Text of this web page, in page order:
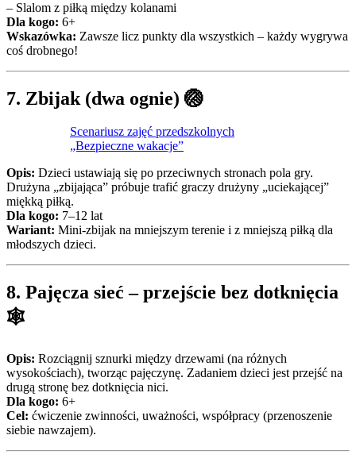
– Slalom z piłką między kolanami
Dla kogo: 6+
Wskazówka: Zawsze licz punkty dla wszystkich – każdy wygrywa
coś drobnego!
7. Zbijak (dwa ognie) 🏐
Scenariusz zajęć przedszkolnych
„Bezpieczne wakacje”
Opis: Dzieci ustawiają się po przeciwnych stronach pola gry.
Drużyna „zbijająca” próbuje trafić graczy drużyny „uciekającej”
miękką piłką.
Dla kogo: 7–12 lat
Wariant: Mini-zbijak na mniejszym terenie i z mniejszą piłką dla
młodszych dzieci.
8. Pajęcza sieć – przejście bez dotknięcia
🕸️
Opis: Rozciągnij sznurki między drzewami (na różnych
wysokościach), tworząc pajęczynę. Zadaniem dzieci jest przejść na
drugą stronę bez dotknięcia nici.
Dla kogo: 6+
Cel: ćwiczenie zwinności, uważności, współpracy (przenoszenie
siebie nawzajem).